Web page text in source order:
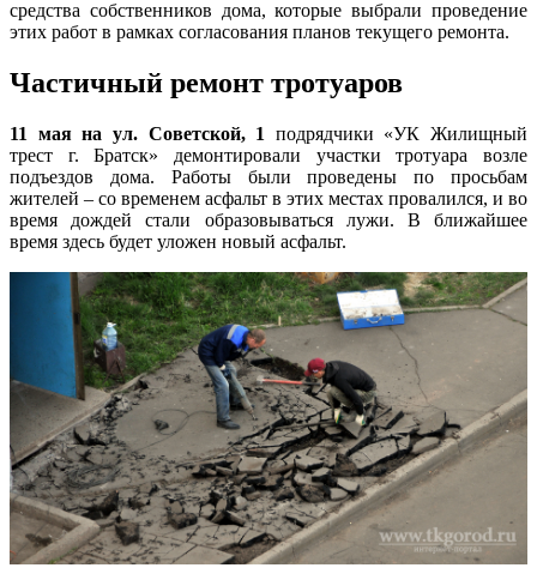
средства собственников дома, которые выбрали проведение
этих работ в рамках согласования планов текущего ремонта.
Частичный ремонт тротуаров
11 мая на ул. Советской, 1 подрядчики «УК Жилищный
трест г. Братск» демонтировали участки тротуара возле
подъездов дома. Работы были проведены по просьбам
жителей – со временем асфальт в этих местах провалился, и во
время дождей стали образовываться лужи. В ближайшее
время здесь будет уложен новый асфальт.